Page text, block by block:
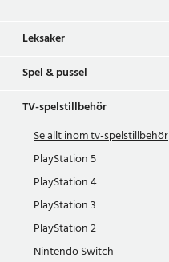
Leksaker
Spel & pussel
TV-spelstillbehör
Se allt inomtv-spelstillbehör
PlayStation 5
PlayStation 4
PlayStation 3
PlayStation 2
Nintendo Switch